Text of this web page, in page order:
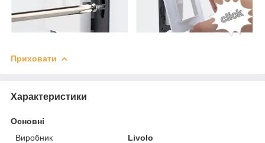
Приховати
Характеристики
Основні
Виробник
Livolo